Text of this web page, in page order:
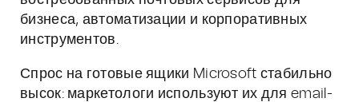
бизнеса, автоматизации и корпоративных
инструментов.
Спрос на готовые ящики Microsoft стабильно
высок: маркетологи используют их для email-